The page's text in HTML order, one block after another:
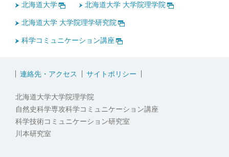
北海道大学 北海道大学 大学院理学院
北海道大学 大学院理学研究院
科学コミュニケーション講座
連絡先・アクセス サイトポリシー
北海道大学大学院理学院
自然史科学専攻科学コミュニケーション講座
科学技術コミュニケーション研究室
川本研究室